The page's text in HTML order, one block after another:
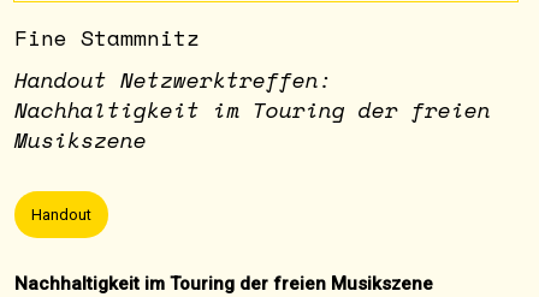
Fine Stammnitz
Handout Netzwerktreffen:
Nachhaltigkeit im Touring der freien
Musikszene
Handout
Nachhaltigkeit im Touring der freien Musikszene